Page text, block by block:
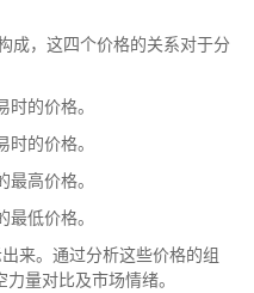
成，这四个价格的关系对于分
的价格。
的价格。
高价格。
低价格。
来。通过分析这些价格的组
量对比及市场情绪。